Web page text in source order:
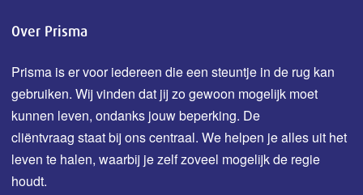
Over Prisma
Prisma is er voor iedereen die een steuntje in de rug kan
gebruiken. Wij vinden dat jij zo gewoon mogelijk moet
kunnen leven, ondanks jouw beperking. De
cliëntvraag staat bij ons centraal. We helpen je alles uit het
leven te halen, waarbij je zelf zoveel mogelijk de regie
houdt.